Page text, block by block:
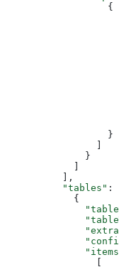
                  {
                  }
              }
          ],
          "tables"
: [
            {